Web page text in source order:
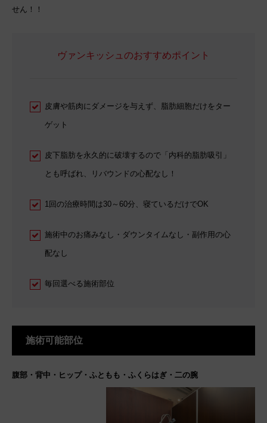
せん！！
ヴァンキッシュのおすすめポイント
皮膚や筋肉にダメージを与えず、脂肪細胞だけをター
ゲット
皮下脂肪を永久的に破壊するので「内科的脂肪吸引」
とも呼ばれ、リバウンドの心配なし！
1回の治療時間は30～60分、寝ているだけでOK
施術中のお痛みなし・ダウンタイムなし・副作用の心
配なし
毎回選べる施術部位
施術可能部位
腹部・背中・ヒップ・ふともも・ふくらはぎ・二の腕